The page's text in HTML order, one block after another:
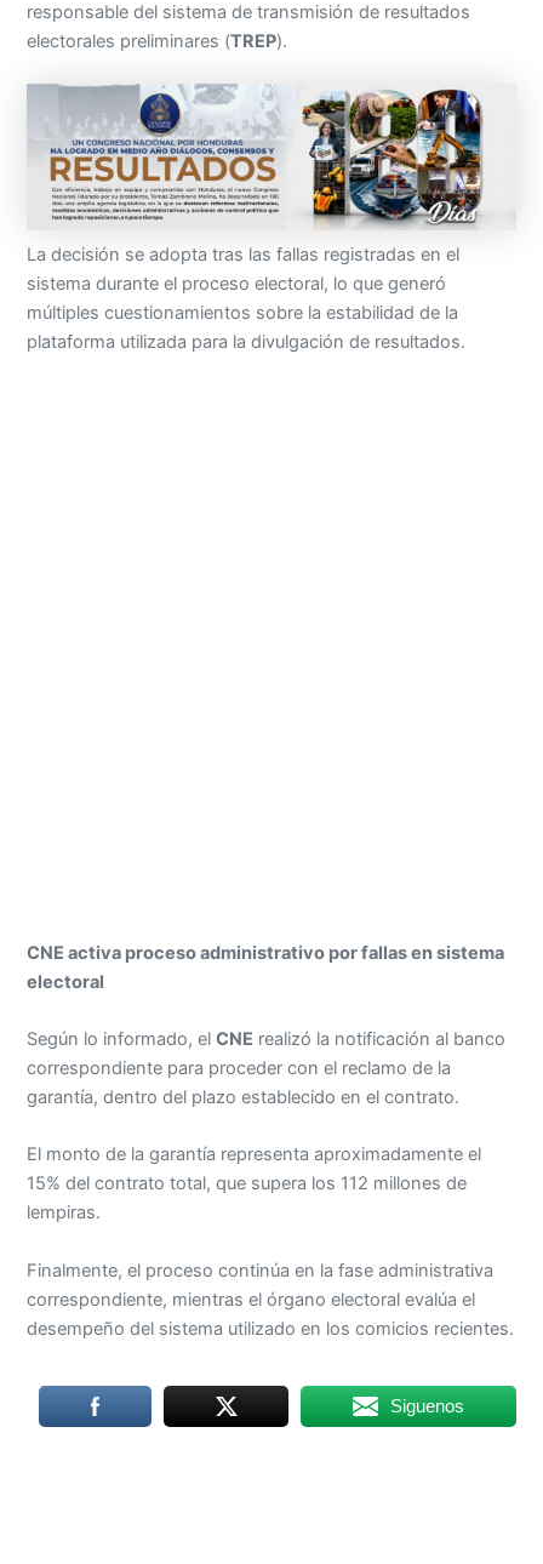
responsable del sistema de transmisión de resultados
electorales preliminares (TREP).
La decisión se adopta tras las fallas registradas en el
sistema durante el proceso electoral, lo que generó
múltiples cuestionamientos sobre la estabilidad de la
plataforma utilizada para la divulgación de resultados.
CNE activa proceso administrativo por fallas en sistema
electoral
Según lo informado, elCNE realizó la notificación al banco
correspondiente para proceder con el reclamo de la
garantía, dentro del plazo establecido en el contrato.
El monto de la garantía representa aproximadamente el
15% del contrato total, que supera los 112 millones de
lempiras.
Finalmente, el proceso continúa en la fase administrativa
correspondiente, mientras el órgano electoral evalúa el
desempeño del sistema utilizado en los comicios recientes.
Siguenos